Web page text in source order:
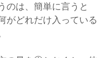
のは、簡単に言うと
がどれだけ入っている